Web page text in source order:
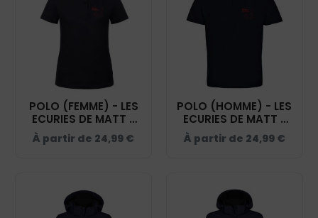
POLO (FEMME) - LES
ECURIES DE MATT -
NAVY - BCI1F
À partir de 24,99 €
POLO (HOMME) - LES
ECURIES DE MATT -
NAVY - BCID1
À partir de 24,99 €